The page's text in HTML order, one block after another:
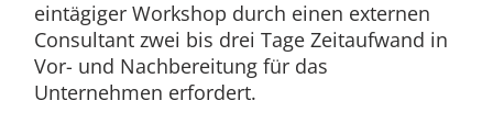
eintägiger Workshop durch einen externen
Consultant zwei bis drei Tage Zeitaufwand in
Vor- und Nachbereitung für das
Unternehmen erfordert.